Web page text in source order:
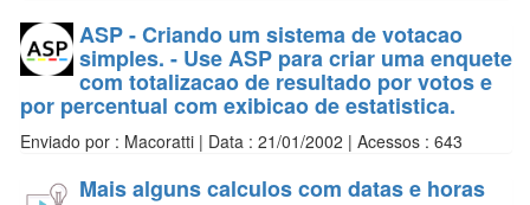
ASP - Criando um sistema de votacao
simples. - Use ASP para criar uma enquete
com totalizacao de resultado por votos e
por percentual com exibicao de estatistica.
Enviado por : Macoratti | Data : 21/01/2002 | Acessos : 643
Mais alguns calculos com datas e horas